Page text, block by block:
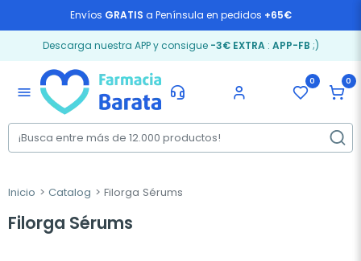
Envíos GRATIS a Península en pedidos +65€
Descarga nuestra APP y consigue -3€ EXTRA: APP-FB ;)
menu
0 0
Inicio Catalog Filorga Sérums
Filorga Sérums